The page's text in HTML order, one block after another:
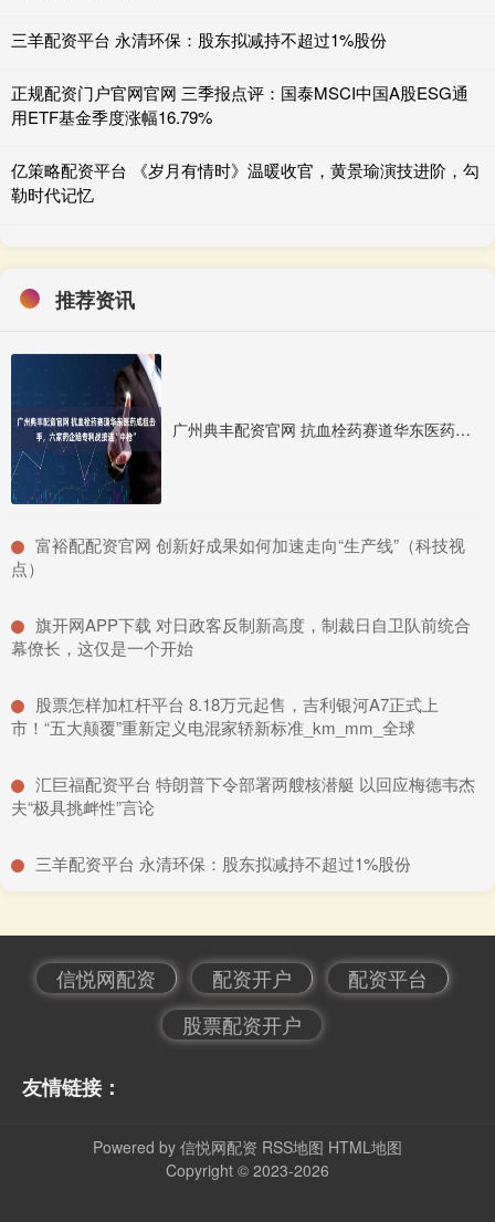
三羊配资平台 永清环保：股东拟减持不超过1%股份
正规配资门户官网官网 三季报点评：国泰MSCI中国A股ESG通
用ETF基金季度涨幅16.79%
亿策略配资平台 《岁月有情时》温暖收官，黄景瑜演技进阶，勾
勒时代记忆
推荐资讯
广州典丰配资官网 抗血栓药赛道华东医药成狙击手，六家药企陷专利战接连“中枪”
​富裕配配资官网 创新好成果如何加速走向“生产线”（科技视
点）
​旗开网APP下载 对日政客反制新高度，制裁日自卫队前统合
幕僚长，这仅是一个开始
​股票怎样加杠杆平台 8.18万元起售，吉利银河A7正式上
市！“五大颠覆”重新定义电混家轿新标准_km_mm_全球
​汇巨福配资平台 特朗普下令部署两艘核潜艇 以回应梅德韦杰
夫“极具挑衅性”言论
​三羊配资平台 永清环保：股东拟减持不超过1%股份
信悦网配资 配资开户
配资平台
股票配资开户
友情链接：
Powered by 信悦网配资 RSS地图 HTML地图
Copyright © 2023-2026